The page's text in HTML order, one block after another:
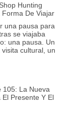
Hunting
De Viajar
una pausa para
se viajaba
una pausa. Un
cultural, un
105: La Nueva
El Presente Y El